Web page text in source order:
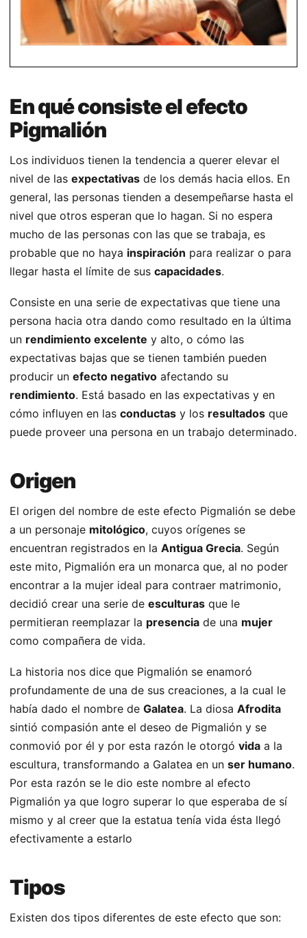
En qué consiste el efecto
Pigmalión
Los individuos tienen la tendencia a querer elevar el
nivel de las expectativas de los demás hacia ellos. En
general, las personas tienden a desempeñarse hasta el
nivel que otros esperan que lo hagan. Si no espera
mucho de las personas con las que se trabaja, es
probable que no haya inspiración para realizar o para
llegar hasta el límite de sus capacidades.
Consiste en una serie de expectativas que tiene una
persona hacia otra dando como resultado en la última
un rendimiento excelente y alto, o cómo las
expectativas bajas que se tienen también pueden
producir un efecto negativo afectando su
rendimiento. Está basado en las expectativas y en
cómo influyen en las conductas y los resultados que
puede proveer una persona en un trabajo determinado.
Origen
El origen del nombre de este efecto Pigmalión se debe
a un personaje mitológico, cuyos orígenes se
encuentran registrados en la Antigua Grecia. Según
este mito, Pigmalión era un monarca que, al no poder
encontrar a la mujer ideal para contraer matrimonio,
decidió crear una serie de esculturas que le
permitieran reemplazar la presencia de una mujer
como compañera de vida.
La historia nos dice que Pigmalión se enamoró
profundamente de una de sus creaciones, a la cual le
había dado el nombre de Galatea. La diosa Afrodita
sintió compasión ante el deseo de Pigmalión y se
conmovió por él y por esta razón le otorgó vida a la
escultura, transformando a Galatea en un ser humano.
Por esta razón se le dio este nombre al efecto
Pigmalión ya que logro superar lo que esperaba de sí
mismo y al creer que la estatua tenía vida ésta llegó
efectivamente a estarlo
Tipos
Existen dos tipos diferentes de este efecto que son: